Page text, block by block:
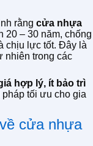
rằng cửa nhựa
20 – 30 năm, chống
chịu lực tốt. Đây là
nhiên trong các
hợp lý, ít bảo trì
tối ưu cho gia
cửa nhựa